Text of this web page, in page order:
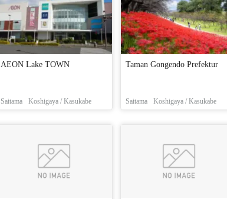
AEON Lake TOWN
Saitama Koshigaya / Kasukabe
Taman Gongendo Prefektur
Saitama Koshigaya / Kasukabe